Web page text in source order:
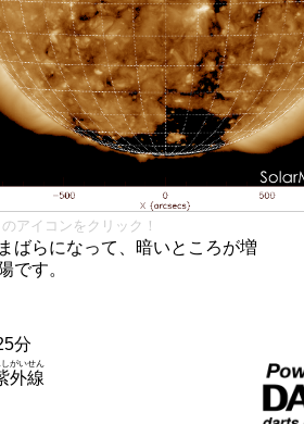
アイコンをクリック！
ばらになって、暗いところが増
です。
分
外線
がいせん